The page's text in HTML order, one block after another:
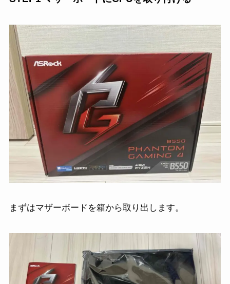
まずはマザーボードを箱から取り出します。